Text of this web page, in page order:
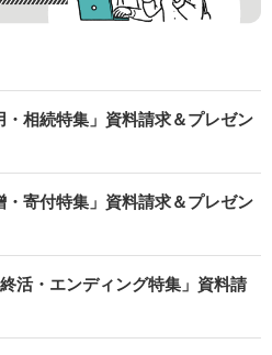
相続特集」資料請求＆プレゼン
寄付特集」資料請求＆プレゼン
活・エンディング特集」資料請